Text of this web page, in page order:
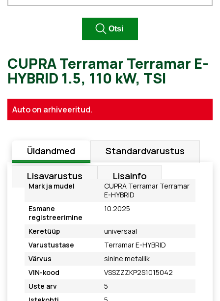
CUPRA Terramar Terramar
Auto on arhiveeritud.
Üldandmed Standardvarustus
Lisavarustus Lisainfo
Mark ja mudel
CUPRA Terramar Terramar
E-HYBRID
Esmane
registreerimine
10.2025
Keretüüp
universaal
Varustustase
Terramar E-HYBRID
Värvus
sinine metallik
VIN-kood
VSSZZZKP2S1015042
Uste arv
5